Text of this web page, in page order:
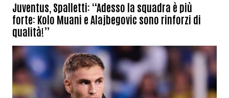
Juventus, Spalletti: “Adesso la squadra è più
forte: Kolo Muani e Alajbegovic sono rinforzi di
qualità!”